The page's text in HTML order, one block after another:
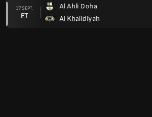
17 SEPT.
FT
Al Ahli Doha
Al Khalidiyah